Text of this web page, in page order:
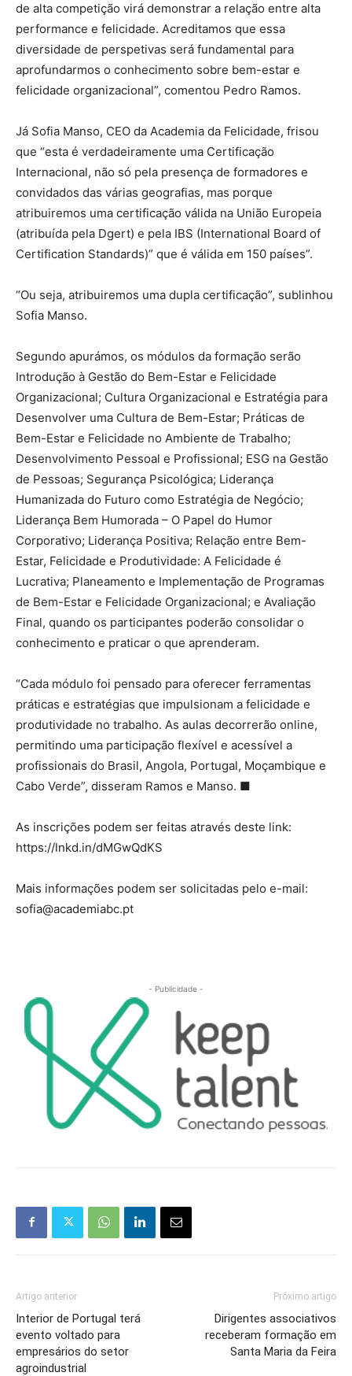
de alta competição virá demonstrar a relação entre alta
performance e felicidade. Acreditamos que essa
diversidade de perspetivas será fundamental para
aprofundarmos o conhecimento sobre bem-estar e
felicidade organizacional”, comentou Pedro Ramos.
Já Sofia Manso, CEO da Academia da Felicidade, frisou
que “esta é verdadeiramente uma Certificação
Internacional, não só pela presença de formadores e
convidados das várias geografias, mas porque
atribuiremos uma certificação válida na União Europeia
(atribuída pela Dgert) e pela IBS (International Board of
Certification Standards)” que é válida em 150 países”.
“Ou seja, atribuiremos uma dupla certificação”, sublinhou
Sofia Manso.
Segundo apurámos, os módulos da formação serão
Introdução à Gestão do Bem-Estar e Felicidade
Organizacional; Cultura Organizacional e Estratégia para
Desenvolver uma Cultura de Bem-Estar; Práticas de
Bem-Estar e Felicidade no Ambiente de Trabalho;
Desenvolvimento Pessoal e Profissional; ESG na Gestão
de Pessoas; Segurança Psicológica; Liderança
Humanizada do Futuro como Estratégia de Negócio;
Liderança Bem Humorada – O Papel do Humor
Corporativo; Liderança Positiva; Relação entre Bem-
Estar, Felicidade e Produtividade: A Felicidade é
Lucrativa; Planeamento e Implementação de Programas
de Bem-Estar e Felicidade Organizacional; e Avaliação
Final, quando os participantes poderão consolidar o
conhecimento e praticar o que aprenderam.
“Cada módulo foi pensado para oferecer ferramentas
práticas e estratégias que impulsionam a felicidade e
produtividade no trabalho. As aulas decorrerão online,
permitindo uma participação flexível e acessível a
profissionais do Brasil, Angola, Portugal, Moçambique e
Cabo Verde”, disseram Ramos e Manso. ■
As inscrições podem ser feitas através deste link:
https://lnkd.in/dMGwQdKS
Mais informações podem ser solicitadas pelo e-mail:
sofia@academiabc.pt
- Publicidade -
Artigo anterior
Interior de Portugal terá
evento voltado para
empresários do setor
agroindustrial
Próximo artigo
Dirigentes associativos
receberam formação em
Santa Maria da Feira